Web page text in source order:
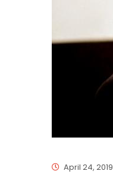
April 24, 2019